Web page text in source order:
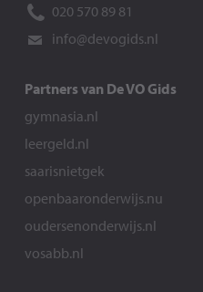
020 570 89 81
info@devogids.nl
Partners van De VO Gids
gymnasia.nl
leergeld.nl
saarisnietgek
openbaaronderwijs.nu
oudersenonderwijs.nl
vosabb.nl